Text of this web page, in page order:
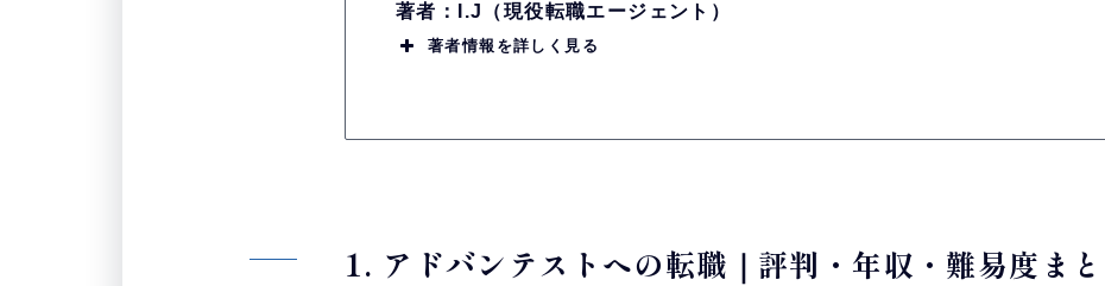
著者：I.J（現役転職エージェント）
著者情報を詳しく見る
1. アドバンテストへの転職｜評判・年収・難易度ま